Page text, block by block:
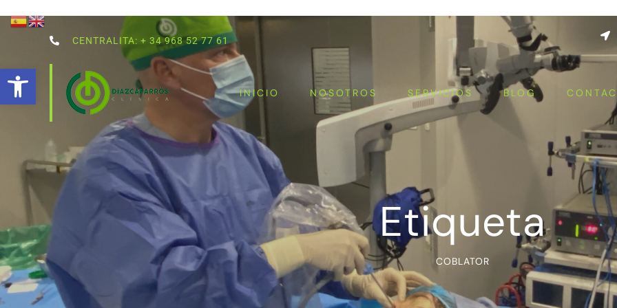
Abrir barra de herramientas
CENTRALITA: + 34 968 52 77 61
INICIO NOSOTROS SERVICIOS BLOG
Etiqueta
COBLATOR